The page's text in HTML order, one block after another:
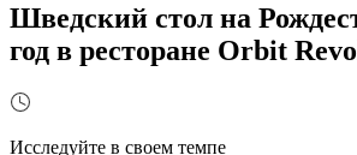
Шведский стол на
год в ресторане Orbit
Исследуйте в своем темпе